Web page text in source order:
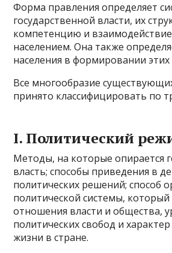
Форма правления определяет
государственной власти, их
компетенцию и взаимодействие
населением. Она также
населения в формировании этих
Все многообразие
принято классифицировать по
I. Политический
Методы, на которые опирается
власть; способы приведения в
политических решений; способ
политической системы,
отношения власти и общества,
политических свобод и
жизни в стране.